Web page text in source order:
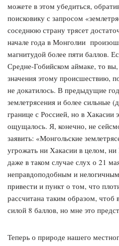
можете в этом убедиться,
поисковику с запросом
соседнюю страну трясет
начале года в Монголии
магнитудой более пяти баллов.
Средне-Гобийском аймаке, то вы,
значения этому происшествию,
не докатилось. В предыдущие
землетрясения и более сильные
границе с Россией, но в Хакасии
ощущалось. Я, конечно, не
заявить: «Монгольские
угрожать ни Хакасии в целом,
даже в таком случае слух о 21
неправдоподобным и
привести и пункт о том, что
рассчитана таким образом, чтоб
силой 8 баллов, но мне это
Теперь о природе нашего